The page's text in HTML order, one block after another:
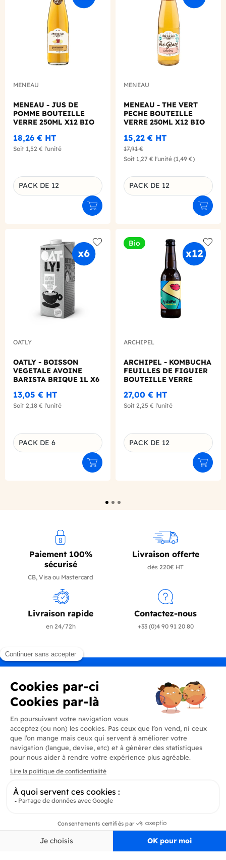
MENEAU
MENEAU - JUS DE
POMME BOUTEILLE
VERRE 250ML X12 BIO
18,26 € HT
Soit 1,52 € l'unité
Déclinaison du produit
PACK DE 12
Ajouter au panier
MENEAU
MENEAU - THE VERT
PECHE BOUTEILLE
VERRE 250ML X12 BIO
15,22 € HT
17,91 €
Soit 1,27 € l'unité (1,49 €)
Déclinaison du produit
PACK DE 12
Add to wishlist
OATLY
OATLY - BOISSON
VEGETALE AVOINE
BARISTA BRIQUE 1L X6
13,05 € HT
Soit 2,18 € l'unité
Déclinaison du produit
PACK DE 6
Ajouter au panier
Bio
Add
ARCHIPEL
ARCHIPEL - KOMBUCHA
FEUILLES DE FIGUIER
BOUTEILLE VERRE
27,00 € HT
Soit 2,25 € l'unité
Déclinaison du produit
PACK DE 12
Paiement 100%
sécurisé
CB, Visa ou Mastercard
Livraison offerte
dès 220€ HT
Livraison rapide
en 24/72h
Contactez-nous
+33 (0)4 90 91 20 80
Produits
En savoir plus